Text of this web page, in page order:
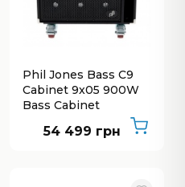
Phil Jones Bass C9
Cabinet 9x05 900W
Bass Cabinet
54 499 грн